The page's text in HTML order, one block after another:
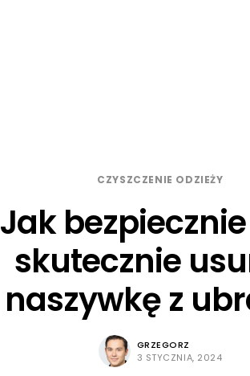
CZYSZCZENIE ODZIEŻY
Jak
skutecznie
naszywkę z
GRZEGORZ
3 STYCZNIA, 2024